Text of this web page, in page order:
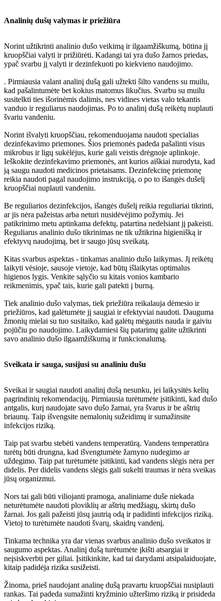
Analinių dušų valymas ir priežiūra
Norint užtikrinti analinio dušo veikimą ir ilgaamžiškumą, būtina jį
kruopščiai valyti ir prižiūrėti. Kadangi tai yra dušo žarnos priedas,
ypač svarbu jį valyti ir dezinfekuoti po kiekvieno naudojimo.
. Pirmiausia valant analinį dušą gali užtekti šilto vandens su muilu,
kad pašalintumėte bet kokius matomus likučius. Svarbu su muilu
susitelkti ties išorinėmis dalimis, nes vidines vietas valo tekantis
vanduo ir reguliarus naudojimas. Po to analinį dušą reikėtų nuplauti
švariu vandeniu.
Norint išvalyti kruopščiau, rekomenduojama naudoti specialias
dezinfekavimo priemones. Šios priemonės padeda pašalinti visus
mikrobus ir ligų sukėlėjus, kurie gali veistis drėgnoje aplinkoje.
Ieškokite dezinfekavimo priemonės, ant kurios aiškiai nurodyta, kad
ją saugu naudoti medicinos prietaisams. Dezinfekcinę priemonę
reikia naudoti pagal naudojimo instrukciją, o po to išangės dušelį
kruopščiai nuplauti vandeniu.
Be reguliarios dezinfekcijos, išangės dušelį reikia reguliariai tikrinti,
ar jis nėra pažeistas arba neturi nusidėvėjimo požymių. Jei
patikrinimo metu aptinkama defektų, patartina nedelsiant jį pakeisti.
Reguliarus analinio dušo tikrinimas ne tik užtikrina higienišką ir
efektyvų naudojimą, bet ir saugo jūsų sveikatą.
Kitas svarbus aspektas - tinkamas analinio dušo laikymas. Jį reikėtų
laikyti vėsioje, sausoje vietoje, kad būtų išlaikytas optimalus
higienos lygis. Venkite sąlyčio su kitais vonios kambario
reikmenimis, ypač tais, kurie gali patekti į burną.
Tiek analinio dušo valymas, tiek priežiūra reikalauja dėmesio ir
priežiūros, kad galėtumėte jį saugiai ir efektyviai naudoti. Dauguma
žmonių mielai su tuo susitaiko, kad galėtų mėgautis nauda ir gaiviu
pojūčiu po naudojimo. Laikydamiesi šių patarimų galite užtikrinti
savo analinio dušo ilgaamžiškumą ir funkcionalumą.
Sveikata ir sauga, susijusi su analiniu dušu
Sveikai ir saugiai naudoti analinį dušą nesunku, jei laikysitės kelių
pagrindinių rekomendacijų. Pirmiausia turėtumėte įsitikinti, kad dušo
antgalis, kurį naudojate savo dušo žarnai, yra švarus ir be aštrių
briaunų. Taip išvengsite nemalonių sužeidimų ir sumažinsite
infekcijos riziką.
Taip pat svarbu stebėti vandens temperatūrą. Vandens temperatūra
turėtų būti drungna, kad išvengtumėte žarnyno nudegimo ar
uždegimo. Taip pat turėtumėte įsitikinti, kad vandens slėgis nėra per
didelis. Per didelis vandens slėgis gali sukelti traumas ir nėra sveikas
jūsų organizmui.
Nors tai gali būti viliojanti pramoga, analiniame duše niekada
neturėtumėte naudoti ploviklių ar aštrių medžiagų, skirtų dušo
žarnai. Jos gali pažeisti jūsų jautrią odą ir padidinti infekcijos riziką.
Vietoj to turėtumėte naudoti švarų, skaidrų vandenį.
Tinkama technika yra dar vienas svarbus analinio dušo sveikatos ir
saugumo aspektas. Analinį dušą turėtumėte įkišti atsargiai ir
neįsiskverbti per giliai. Įsitikinkite, kad tai darydami atsipalaiduojate,
kitaip padidėja rizika susižeisti.
Žinoma, prieš naudojant analinę dušą pravartu kruopščiai nusiplauti
rankas. Tai padeda sumažinti kryžminio užteršimo riziką ir prisideda